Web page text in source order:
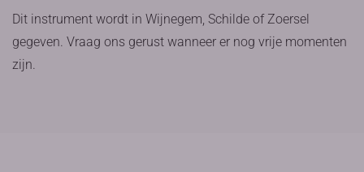
Dit instrument wordt in Wijnegem, Schilde of Zoersel
gegeven. Vraag ons gerust wanneer er nog vrije momenten
zijn.